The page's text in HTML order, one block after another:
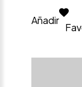
Añadir